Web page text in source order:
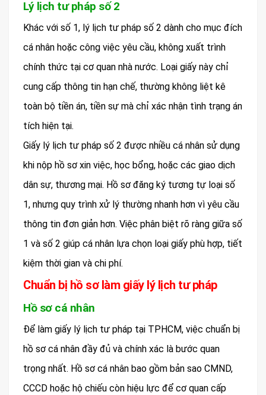
Lý lịch tư pháp số 2
Khác với số 1, lý lịch tư pháp số 2 dành cho mục đích
cá nhân hoặc công việc yêu cầu, không xuất trình
chính thức tại cơ quan nhà nước. Loại giấy này chỉ
cung cấp thông tin hạn chế, thường không liệt kê
toàn bộ tiền án, tiền sự mà chỉ xác nhận tình trạng án
tích hiện tại.
Giấy lý lịch tư pháp số 2 được nhiều cá nhân sử dụng
khi nộp hồ sơ xin việc, học bổng, hoặc các giao dịch
dân sự, thương mại. Hồ sơ đăng ký tương tự loại số
1, nhưng quy trình xử lý thường nhanh hơn vì yêu cầu
thông tin đơn giản hơn. Việc phân biệt rõ ràng giữa số
1 và số 2 giúp cá nhân lựa chọn loại giấy phù hợp, tiết
kiệm thời gian và chi phí.
Chuẩn bị hồ sơ làm giấy lý lịch tư pháp
Hồ sơ cá nhân
Để làm giấy lý lịch tư pháp tại TPHCM, việc chuẩn bị
hồ sơ cá nhân đầy đủ và chính xác là bước quan
trọng nhất. Hồ sơ cá nhân bao gồm bản sao CMND,
CCCD hoặc hộ chiếu còn hiệu lực để cơ quan cấp